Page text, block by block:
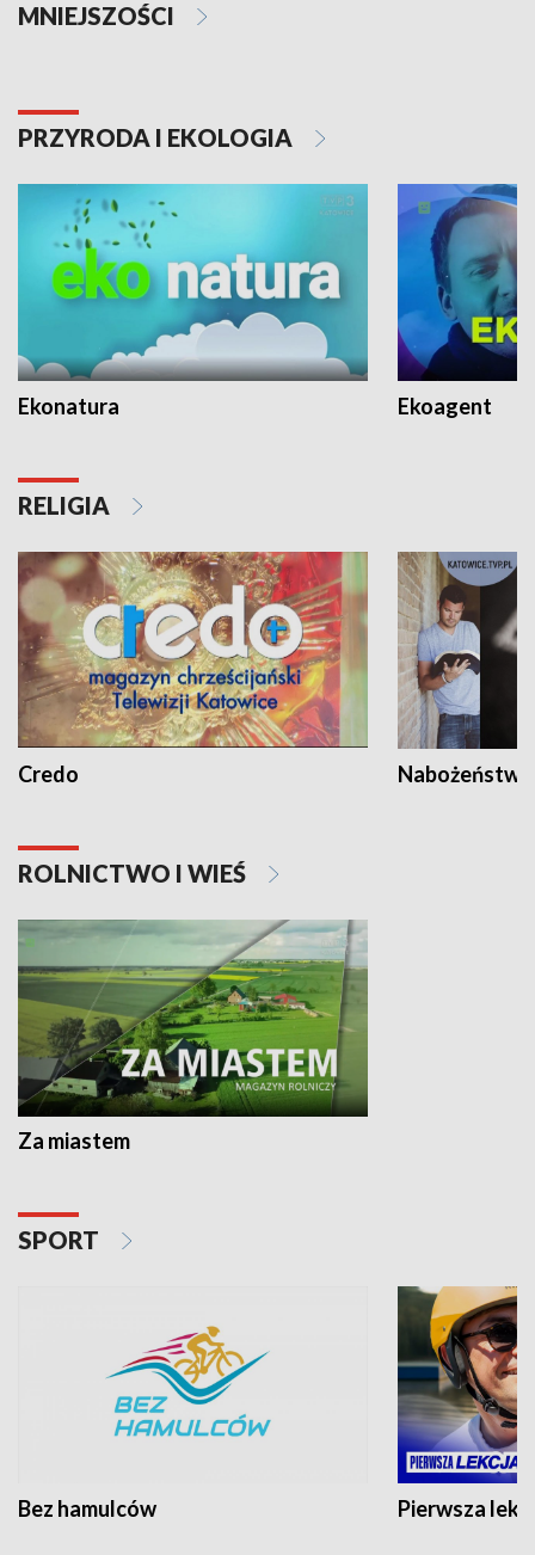
MNIEJSZOŚCI
PRZYRODA I EKOLOGIA
Ekonatura Ekoagent
RELIGIA
Credo
ROLNICTWO I WIEŚ
Za miastem
SPORT
Bez hamulców Pierwsza